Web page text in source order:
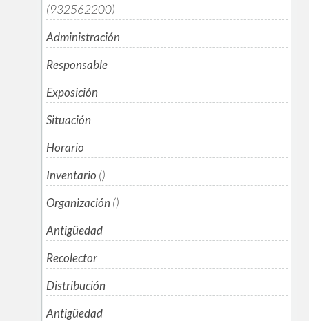
(932562200)
Administración
Responsable
Exposición
Situación
Horario
Inventario ()
Organización ()
Antigüedad
Recolector
Distribución
Antigüedad